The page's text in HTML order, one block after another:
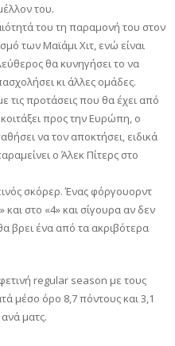
του.
του τη παραμονή του στον
των Μαϊάμι Χιτ, ενώ είναι
θα κυνηγήσει το να
κι άλλες ομάδες.
τις προτάσεις που θα έχει από
προς την Ευρώπη, ο
να τον αποκτήσει, ειδικά
ο Άλεκ Πίτερς στο
σκόρερ. Ένας φόργουορντ
στο «4» και σίγουρα αν δεν
βρει ένα από τα ακριβότερα
regular season με τους
μέσο όρο 8,7 πόντους και 3,1
ματς.